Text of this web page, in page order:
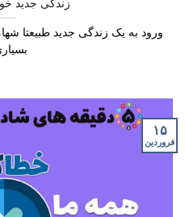
زندگی جدید
ورود به یک زندگی جدید طبیعتا
۱۵
فروردین